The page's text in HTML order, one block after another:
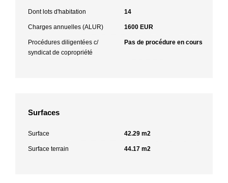
Dont lots d'habitation 14
Charges annuelles (ALUR) 1600 EUR
Procédures diligentées c/
syndicat de copropriété
Pas de procédure en cours
Surfaces
Surface 42.29 m2
Surface terrain 44.17 m2